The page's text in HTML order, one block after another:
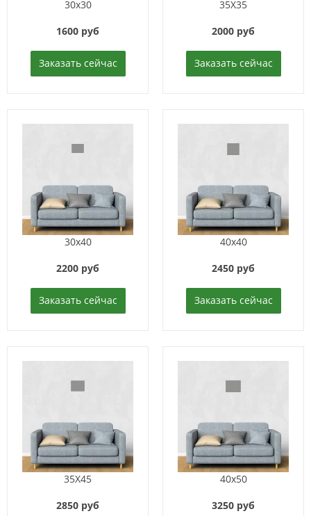
30x30
1600 руб
Заказать сейчас
35X35
2000 руб
Заказать сейчас
30x40
2200 руб
Заказать сейчас
40x40
2450 руб
Заказать сейчас
35X45
2850 руб
40x50
3250 руб